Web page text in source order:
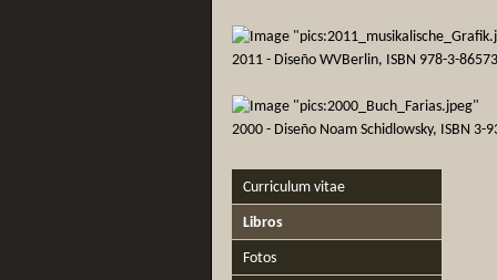
2011 - Diseño WVBerlin, ISBN 978-3-
2000 - Diseño Noam Schidlowsky, ISBN 3-
Curriculum vitae
Libros
Fotos